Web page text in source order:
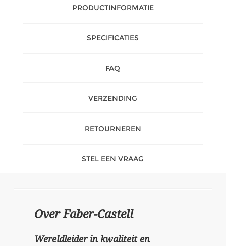
PRODUCTINFORMATIE
SPECIFICATIES
FAQ
VERZENDING
RETOURNEREN
STEL EEN VRAAG
Over Faber-Castell
Wereldleider in kwaliteit en